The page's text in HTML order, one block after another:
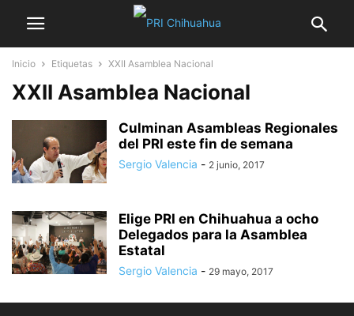
Inicio Etiquetas XXII Asamblea Nacional
XXII Asamblea Nacional
Culminan Asambleas Regionales
del PRI este fin de semana
Sergio Valencia - 2 junio, 2017
Elige PRI en Chihuahua a ocho
Delegados para la Asamblea
Estatal
Sergio Valencia - 29 mayo, 2017